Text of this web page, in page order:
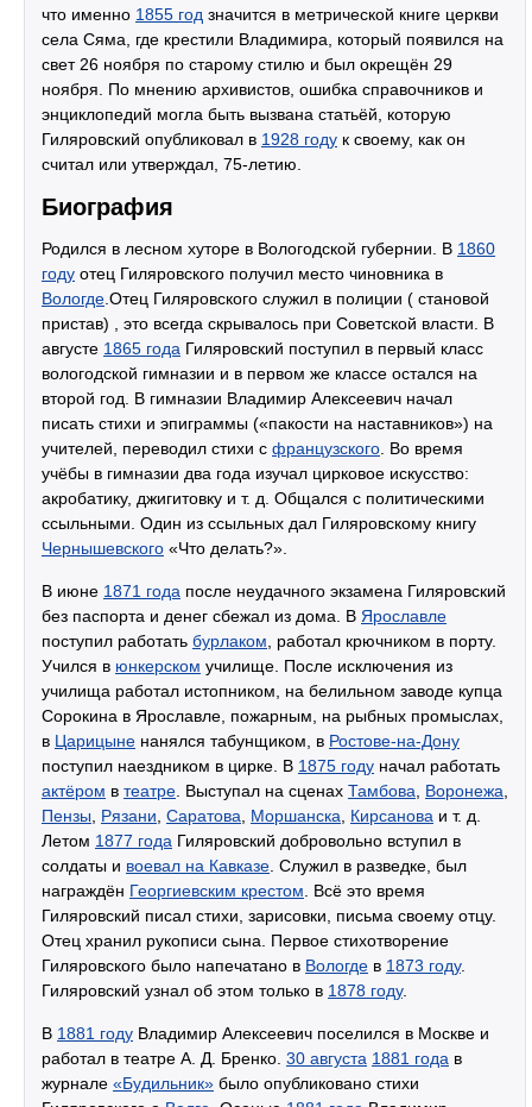
что именно 1855 год значится в метрической книге церкви
села Сяма, где крестили Владимира, который появился на
свет 26 ноября по старому стилю и был окрещён 29
ноября. По мнению архивистов, ошибка справочников и
энциклопедий могла быть вызвана статьёй, которую
Гиляровский опубликовал в 1928 году к своему, как он
считал или утверждал, 75-летию.
Биография
Родился в лесном хуторе в Вологодской губернии. В 1860
году отец Гиляровского получил место чиновника в
Вологде .Отец Гиляровского служил в полиции ( становой
пристав) , это всегда скрывалось при Советской власти. В
августе 1865 года Гиляровский поступил в первый класс
вологодской гимназии и в первом же классе остался на
второй год. В гимназии Владимир Алексеевич начал
писать стихи и эпиграммы («пакости на наставников») на
учителей, переводил стихи с французского . Во время
учёбы в гимназии два года изучал цирковое искусство:
акробатику, джигитовку и т. д. Общался с политическими
ссыльными. Один из ссыльных дал Гиляровскому книгу
Чернышевского «Что делать?».
В июне 1871 года после неудачного экзамена Гиляровский
без паспорта и денег сбежал из дома. В Ярославле
поступил работать бурлаком , работал крючником в порту.
Учился в юнкерском училище. После исключения из
училища работал истопником, на белильном заводе купца
Сорокина в Ярославле, пожарным, на рыбных промыслах,
в Царицыне нанялся табунщиком, в Ростове-на-Дону
поступил наездником в цирке. В 1875 году начал работать
актёром в театре . Выступал на сценах Тамбова Воронежа
Пензы
Рязани Саратова Моршанска Кирсанова и т. д.
Летом 1877 года Гиляровский добровольно вступил в
солдаты и воевал на Кавказе . Служил в разведке, был
награждён Георгиевским крестом . Всё это время
Гиляровский писал стихи, зарисовки, письма своему отцу.
Отец хранил рукописи сына. Первое стихотворение
Гиляровского было напечатано в Вологде в 1873 году.
Гиляровский узнал об этом только в 1878 году.
В 1881 году Владимир Алексеевич поселился в Москве и
работал в театре А. Д. Бренко. 30 августа 1881 года в
журнале «Будильник» было опубликовано стихи